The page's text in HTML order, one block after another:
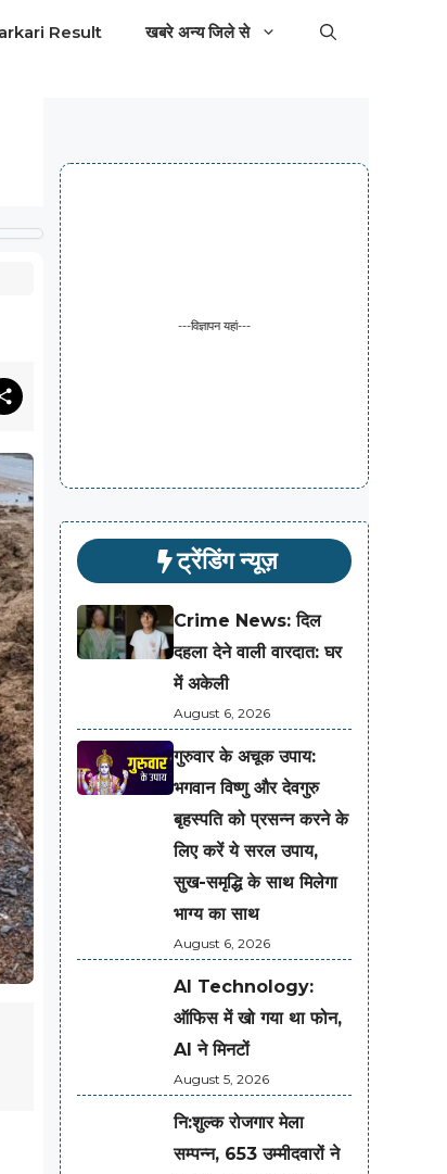
Result खबरे अन्य जिले से
---विज्ञापन यहां---
ट्रेंडिंग न्यूज़
Crime News: दिल
दहला देने वाली वारदात: घर
में अकेली
August 6, 2026
गुरुवार के अचूक उपाय:
भगवान विष्णु और देवगुरु
बृहस्पति को प्रसन्न करने के
लिए करें ये सरल उपाय,
सुख-समृद्धि के साथ मिलेगा
भाग्य का साथ
August 6, 2026
AI Technology:
ऑफिस में खो गया था फोन,
AI ने मिनटों
August 5, 2026
नि:शुल्क रोजगार मेला
सम्पन्न, 653 उम्मीदवारों ने